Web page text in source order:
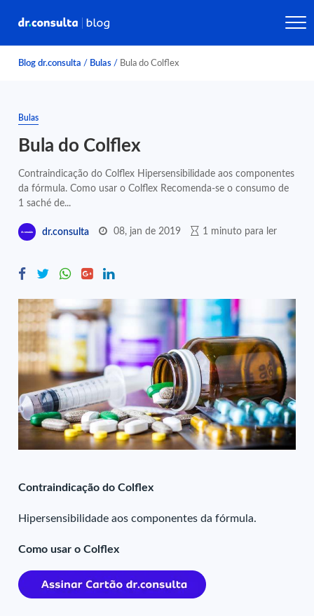
Blog dr.consulta / Bulas / Bula do Colflex
Bulas
Bula do Colflex
Contraindicação do Colflex Hipersensibilidade aos componentes
da fórmula. Como usar o Colflex Recomenda-se o consumo de
1 saché de...
dr.consulta 08, jan de 2019 1 minuto para ler
Contraindicação do Colflex
Hipersensibilidade aos componentes da fórmula.
Como usar o Colflex